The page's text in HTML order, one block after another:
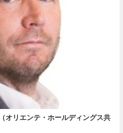
オリエンテ・ホールディングス共